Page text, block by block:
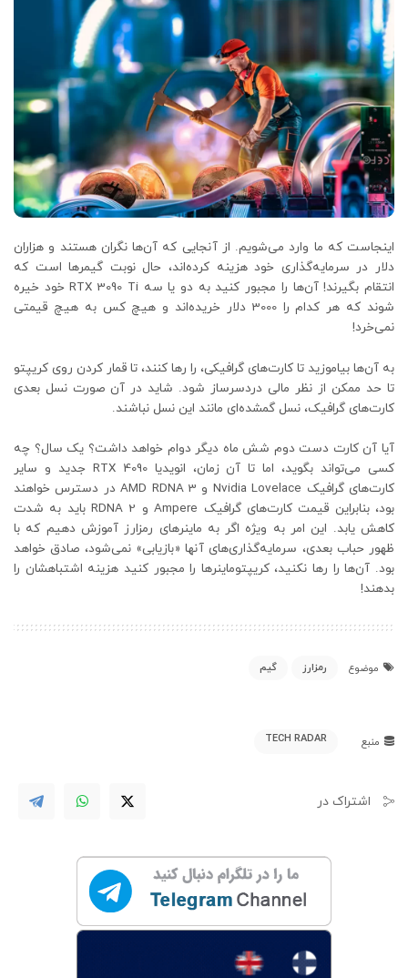
اینجاست که ما وارد می‌شویم. از آنجایی که آن‌ها نگران هستند و هزاران
دلار در سرمایه‌گذاری خود هزینه کرده‌اند، حال نوبت گیمرها است که
انتقام بگیرند! آن‌ها را مجبور کنید به دو یا سه RTX 3090 Ti خود خیره
شوند که هر کدام را 3000 دلار خریده‌اند و هیچ کس به هیچ قیمتی
نمی‌خرد!
به آن‌ها بیاموزید تا کارت‌های گرافیکی، را رها کنند، تا قمار کردن روی کریپتو
تا حد ممکن از نظر مالی دردسرساز شود. شاید در آن صورت نسل بعدی
کارت‌های گرافیک، نسل گمشده‌ای مانند این نسل نباشند.
آیا آن کارت دست دوم شش ماه دیگر دوام خواهد داشت؟ یک سال؟ چه
کسی می‌تواند بگوید، اما تا آن زمان، انویدیا RTX 4090 جدید و سایر
کارت‌های گرافیک Nvidia Lovelace و AMD RDNA 3 در دسترس خواهند
بود، بنابراین قیمت کارت‌های گرافیک Ampere و RDNA 2 باید به شدت
کاهش یابد. این امر به ویژه اگر به ماینرهای رمزارز آموزش دهیم که با
ظهور حباب بعدی، سرمایه‌گذاری‌های آنها «بازیابی» نمی‌شود، صادق خواهد
بود. آن‌ها را رها نکنید، کریپتوماینرها را مجبور کنید هزینه اشتباهشان را
بدهند!
موضوع رمزارز گیم
منبع TECH RADAR
اشتراک در